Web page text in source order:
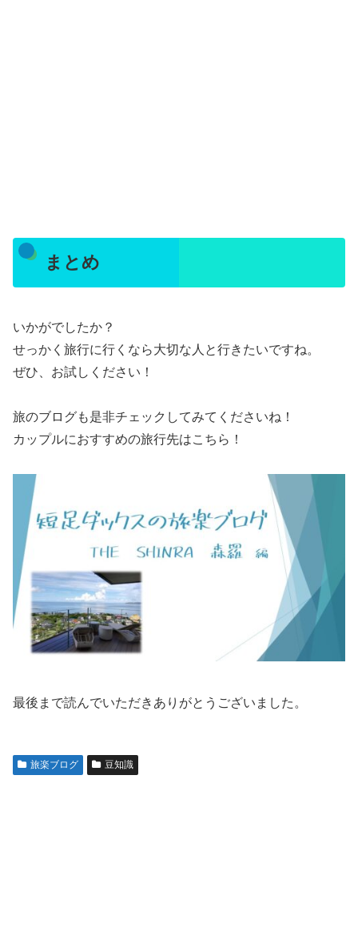
まとめ
いかがでしたか？
せっかく旅行に行くなら大切な人と行きたいですね。
ぜひ、お試しください！
旅のブログも是非チェックしてみてくださいね！
カップルにおすすめの旅行先はこちら！
最後まで読んでいただきありがとうございました。
旅楽ブログ 豆知識